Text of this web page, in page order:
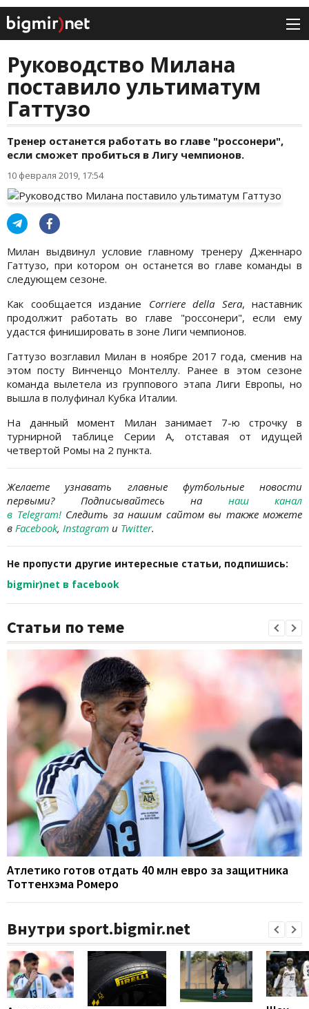
Руководство Милана
поставило ультиматум
Гаттузо
Тренер останется работать во главе "россонери",
если сможет пробиться в Лигу чемпионов.
10 февраля 2019, 17:54
Милан выдвинул условие главному тренеру Дженнаро
Гаттузо, при котором он останется во главе команды в
следующем сезоне.
Как сообщается издание Corriere della Sera, наставник
продолжит работать во главе "россонери", если ему
удастся финишировать в зоне Лиги чемпионов.
Гаттузо возглавил Милан в ноябре 2017 года, сменив на
этом посту Винченцо Монтеллу. Ранее в этом сезоне
команда вылетела из группового этапа Лиги Европы, но
вышла в полуфинал Кубка Италии.
На данный момент Милан занимает 7-ю строчку в
турнирной таблице Серии А, отставая от идущей
четвертой Ромы на 2 пункта.
Желаете узнавать главные футбольные новости
первыми? Подписывайтесь на наш канал
в Telegram!Следить за нашим сайтом вы также можете
в Facebook, Instagram и Twitter.
Не пропусти другие интересные статьи, подпишись:
bigmir)net в facebook
Статьи по теме
Атлетико готов отдать 40 млн евро за защитника
Тоттенхэма Ромеро
Внутри sport.bigmir.net